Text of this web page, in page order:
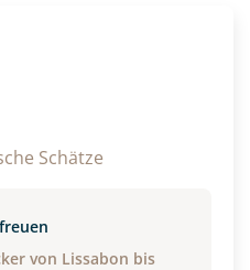
Schätze
von Lissabon bis